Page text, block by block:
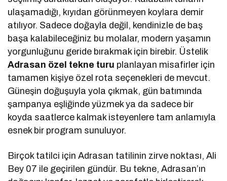
ulaşamadığı, kıyıdan görünmeyen koylara demir
atılıyor. Sadece doğayla değil, kendinizle de baş
başa kalabileceğiniz bu molalar, modern yaşamın
yorgunluğunu geride bırakmak için birebir. Üstelik
Adrasan özel tekne turu planlayan misafirler için
tamamen kişiye özel rota seçenekleri de mevcut.
Güneşin doğuşuyla yola çıkmak, gün batımında
şampanya eşliğinde yüzmek ya da sadece bir
koyda saatlerce kalmak isteyenlere tam anlamıyla
esnek bir program sunuluyor.
Birçok tatilci için Adrasan tatilinin zirve noktası, Ali
Bey 07 ile geçirilen gündür. Bu tekne, Adrasan’ın